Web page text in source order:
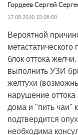
Гордеев Сергей
17.08.2010 15:08:00
Вероятной
блок оттока
выполнить УЗИ
желтухи
нарушение
дома и "пить чаи"
подтвердится
необходима